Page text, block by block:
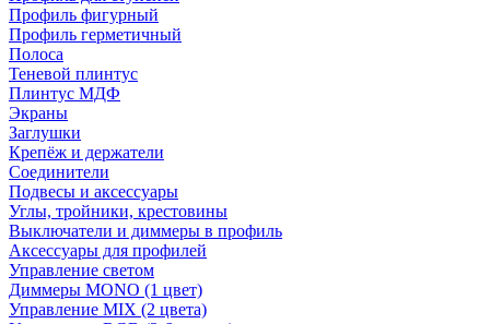
Профиль фигурный
Профиль герметичный
Полоса
Теневой плинтус
Плинтус МДФ
Экраны
Заглушки
Крепёж и держатели
Соединители
Подвесы и аксессуары
Углы, тройники, крестовины
Выключатели и диммеры в профиль
Аксессуары для профилей
Управление светом
Диммеры MONO (1 цвет)
Управление MIX (2 цвета)